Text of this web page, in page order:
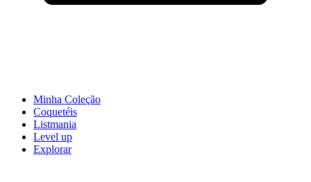
Minha Coleção
Coquetéis
Listmania
Level up
Explorar